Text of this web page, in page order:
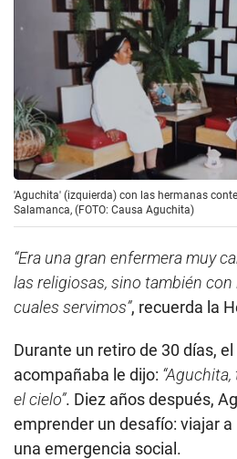
'Aguchita' (izquierda) con las hermanas
Salamanca, (FOTO: Causa Aguchita)
“Era una gran enfermera muy
las religiosas, sino también con
cuales servimos”, recuerda la
Durante un retiro de 30 días,
acompañaba le dijo:
el cielo”. Diez años después,
emprender un desafío: viajar
una emergencia social.